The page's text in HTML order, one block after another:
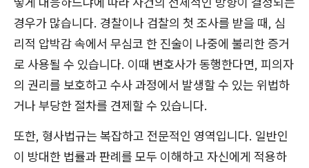
경우가 많습니다. 경찰이나 검찰의 첫 조사를 받을 때, 심
리적 압박감 속에서 무심코 한 진술이 나중에 불리한 증거
로 사용될 수 있습니다. 이때 변호사가 동행한다면, 피의자
의 권리를 보호하고 수사 과정에서 발생할 수 있는 위법하
거나 부당한 절차를 견제할 수 있습니다.
또한, 형사법규는 복잡하고 전문적인 영역입니다. 일반인
이 방대한 법률과 판례를 모두 이해하고 자신에게 적용하